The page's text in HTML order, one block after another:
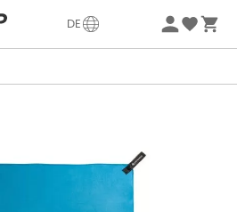
DE
EXTRA ab 2 Produkten* Code